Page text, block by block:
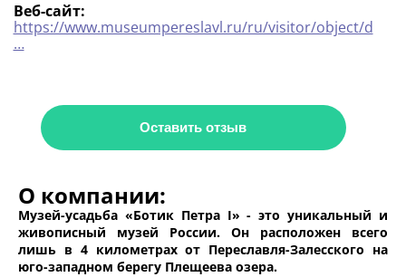
Веб-сайт:
https://www.museumpereslavl.ru/ru/visitor/object/d
…
Оставить отзыв
О компании:
Музей-усадьба «Ботик Петра I» - это уникальный и
живописный музей России. Он расположен всего
лишь в 4 километрах от Переславля-Залесского на
юго-западном берегу Плещеева озера.